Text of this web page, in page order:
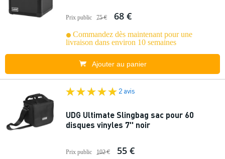
Prix public 75 € 68 €
Commandez dès maintenant pour une
livraison dans environ 10 semaines
Ajouter au panier
2 avis
UDG Ultimate Slingbag sac pour 60
disques vinyles 7'' noir
Prix public 102 € 55 €